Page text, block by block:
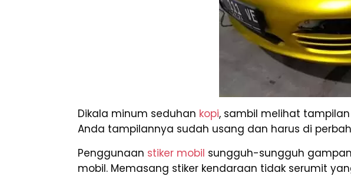
Dikala minum seduhan kopi, sambil melihat
Anda tampilannya sudah usang dan harus di
Penggunaan stiker mobil sungguh-sungguh
mobil. Memasang stiker kendaraan tidak serumit